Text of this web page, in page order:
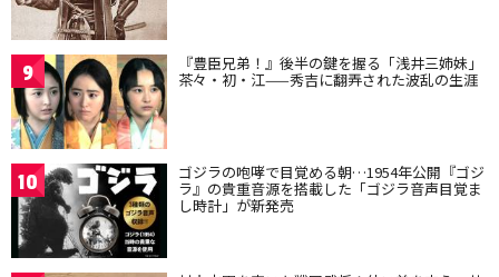
9 『豊臣兄弟！』後半の鍵を握る「浅井三姉妹」
茶々・初・江——秀吉に翻弄された波乱の生涯
10 ゴジラの咆哮で目覚める朝…1954年公開『ゴジ
ラ』の貴重音源を搭載した「ゴジラ音声目覚ま
し時計」が新発売